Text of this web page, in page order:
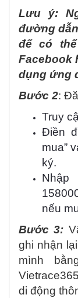
Lưu ý:
đường
để có
Facebook
dụng ứng
Bước 2:
Truy
Điền
mua”
ký.
nếu
Bước 3:
ghi nhận
mình
di động